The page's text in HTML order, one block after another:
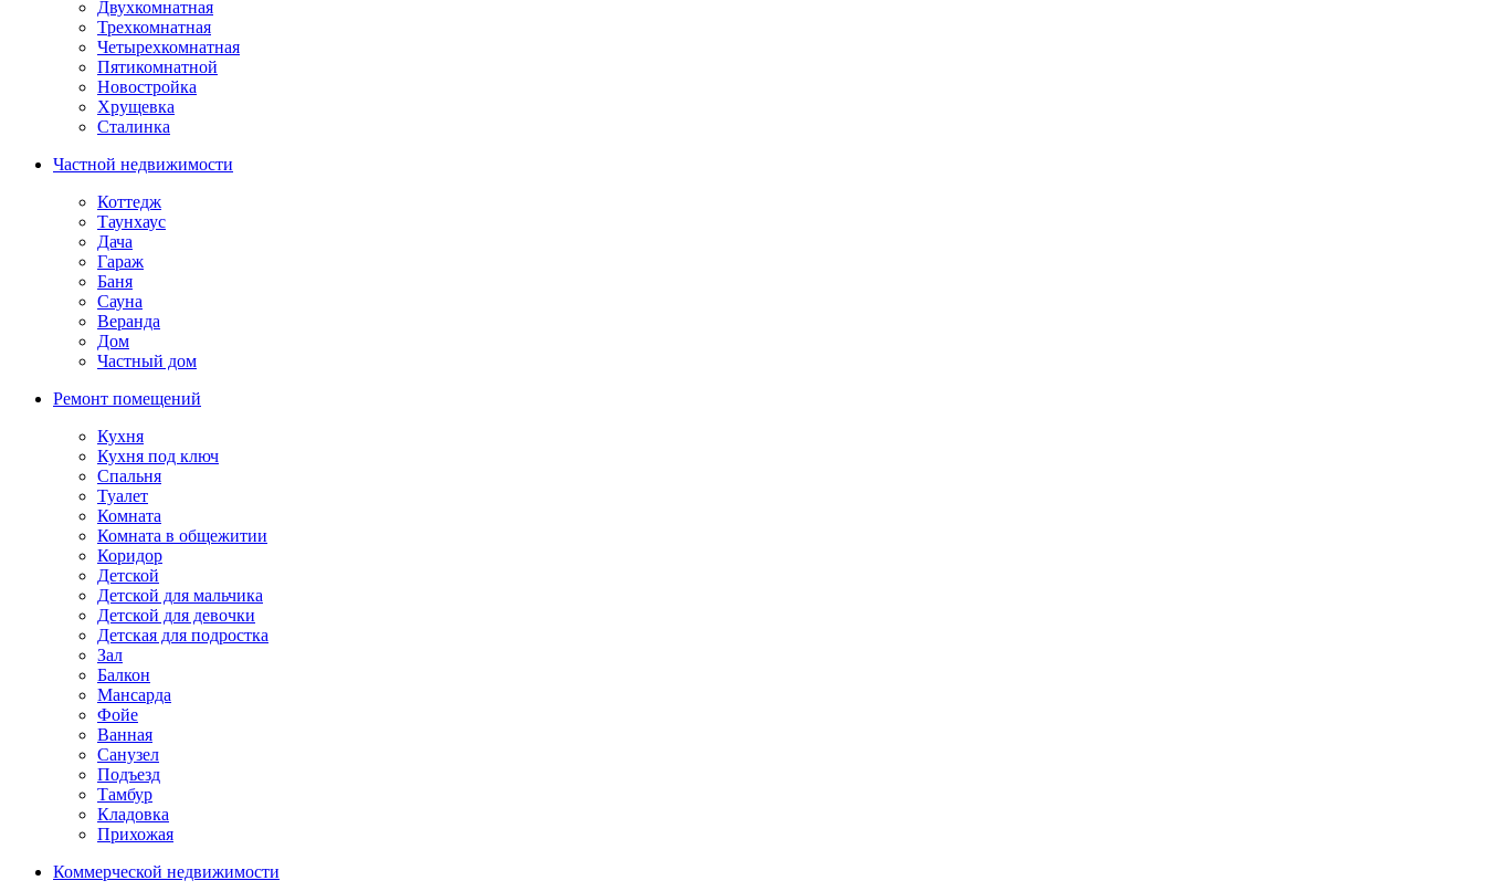
Двухкомнатная
Трехкомнатная
Четырехкомнатная
Пятикомнатной
Новостройка
Хрущевка
Сталинка
Частной недвижимости
Коттедж
Таунхаус
Дача
Гараж
Баня
Сауна
Веранда
Дом
Частный дом
Ремонт помещений
Кухня
Кухня под ключ
Спальня
Туалет
Комната
Комната в общежитии
Коридор
Детской
Детской для мальчика
Детской для девочки
Детская для подростка
Зал
Балкон
Мансарда
Фойе
Ванная
Санузел
Подъезд
Тамбур
Кладовка
Прихожая
Коммерческой недвижимости